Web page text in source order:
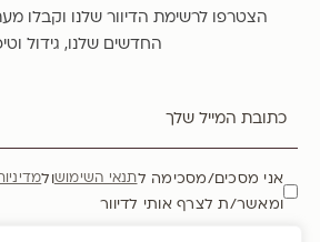
הצטרפו לרשימת הדיוור שלנו וקבלו
החדשים שלנו, גידול
אני מסכים/מסכימה לתנאי השימושול
ומאשר/ת לצרף אותי לדיוור